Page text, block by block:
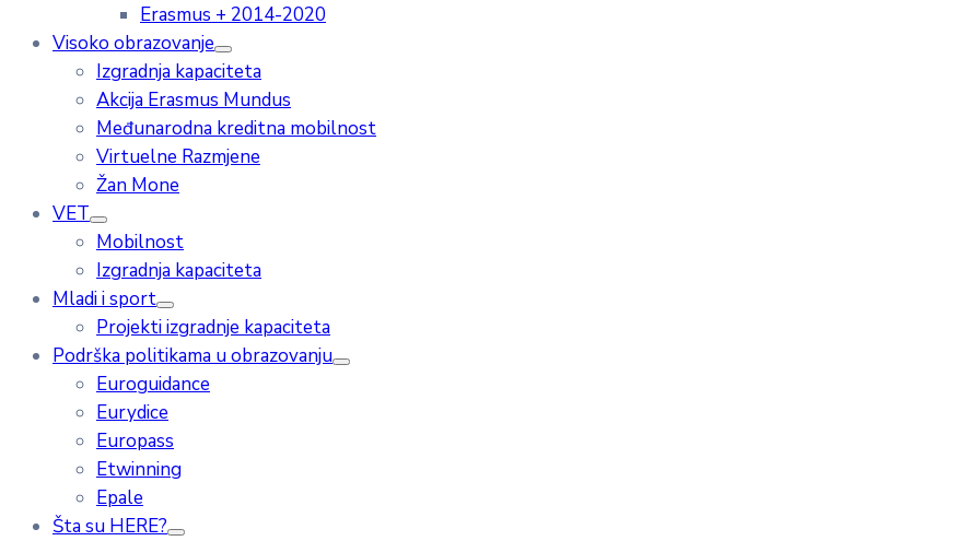
Erasmus + 2014-2020
Visoko obrazovanje
Izgradnja kapaciteta
Akcija Erasmus Mundus
Međunarodna kreditna mobilnost
Virtuelne Razmjene
Žan Mone
VET
Mobilnost
Izgradnja kapaciteta
Mladi i sport
Projekti izgradnje kapaciteta
Podrška politikama u obrazovanju
Euroguidance
Eurydice
Europass
Etwinning
Epale
Šta su HERE?